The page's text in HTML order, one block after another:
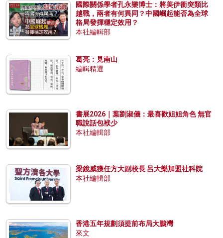
國際關係學者孔永樂博士：將美伊衝突類比
越戰，兩者有何異同？中國崛起能否為全球
格局發揮穩定效用？
本社編輯部
葛亮：見南山
編輯精選
書展2026｜葉劉淑儀：最喜歡姐姐角色 無官
職說話包袱少
本社編輯部
梁鏡威獲任方大副校長 呂大樂加盟社科院
本社編輯部
香港五年規劃須提前布局大鵬灣
來文